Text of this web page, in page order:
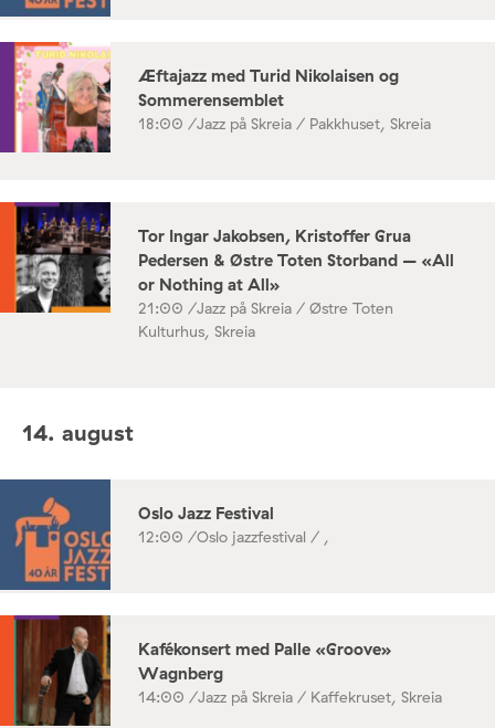
Æftajazz med Turid Nikolaisen og
Sommerensemblet
18:00 /Jazz på Skreia / Pakkhuset, Skreia
Tor Ingar Jakobsen, Kristoffer Grua
Pedersen & Østre Toten Storband – «All
or Nothing at All»
21:00 /Jazz på Skreia / Østre Toten
Kulturhus, Skreia
14. august
Oslo Jazz Festival
12:00 /Oslo jazzfestival / ,
Kafékonsert med Palle «Groove»
Wagnberg
14:00 /Jazz på Skreia / Kaffekruset, Skreia